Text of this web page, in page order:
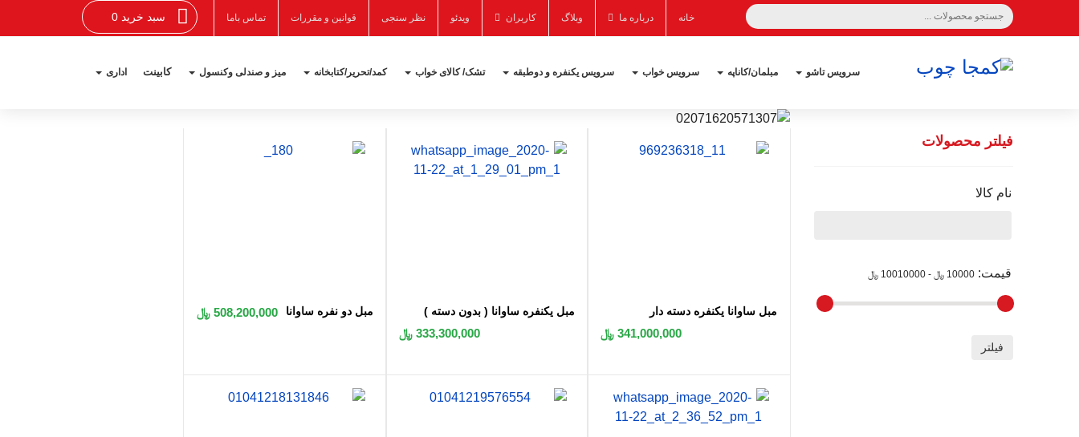
خانه درباره ما وبلاگ کاربران ویدئو نظر سنجی قوانین و مقررات تماس باما سبد خرید 0
سرویس تاشو مبلمان/کاناپه سرویس خواب سرویس یکنفره و دوطبقه تشک/ کالای خواب کمد/تحریر/کتابخانه میز و صندلی وکنسول کابینت اداری
فیلتر محصولات
نام کالا
قیمت:10000 ﷼ - 10010000 ﷼
مبل ساوانا یکنفره دسته دار
341,000,000 ﷼
مبل یکنفره ساوانا ( بدون دسته )
333,300,000 ﷼
مبل دو نفره ساوانا 508,200,000 ﷼